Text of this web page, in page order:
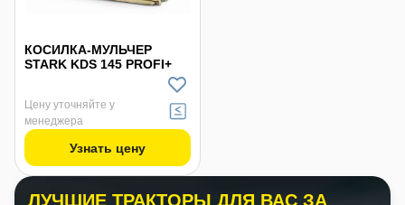
КОСИЛКА-МУЛЬЧЕР
STARK KDS 145 PROFI+
Цену уточняйте у
менеджера
Узнать цену
ЛУЧШИЕ ТРАКТОРЫ ДЛЯ ВАС ЗА